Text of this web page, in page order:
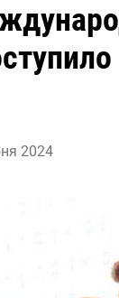
2024